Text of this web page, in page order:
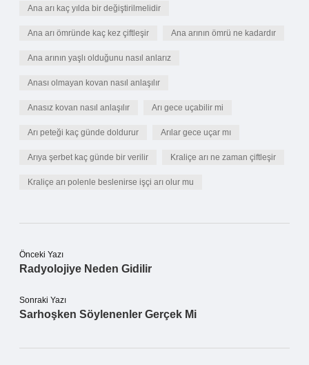
Ana arı kaç yılda bir değiştirilmelidir
Ana arı ömründe kaç kez çiftleşir Ana arının ömrü ne kadardır
Ana arının yaşlı olduğunu nasıl anlarız
Anası olmayan kovan nasıl anlaşılır
Anasız kovan nasıl anlaşılır Arı gece uçabilir mi
Arı peteği kaç günde doldurur Arılar gece uçar mı
Arıya şerbet kaç günde bir verilir Kraliçe arı ne zaman çiftleşir
Kraliçe arı polenle beslenirse işçi arı olur mu
Önceki Yazı
Radyolojiye Neden Gidilir
Sonraki Yazı
Sarhoşken Söylenenler Gerçek Mi